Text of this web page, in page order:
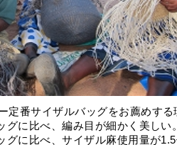
定番サイザルバッグをお薦めする
グに比べ、編み目が細かく美しい
グに比べ、サイザル麻使用量が